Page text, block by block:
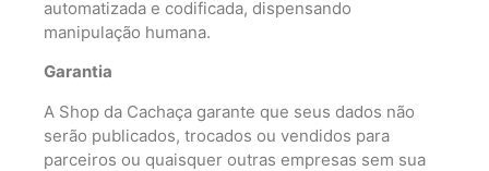
automatizada e codificada, dispensando
manipulação humana.
Garantia
A Shop da Cachaça garante que seus dados não
serão publicados, trocados ou vendidos para
parceiros ou quaisquer outras empresas sem sua